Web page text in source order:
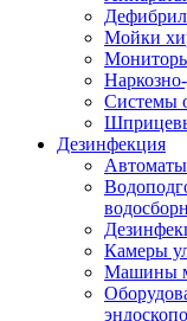
Мойки
Системы
Дезинфекция
Камеры
Машины